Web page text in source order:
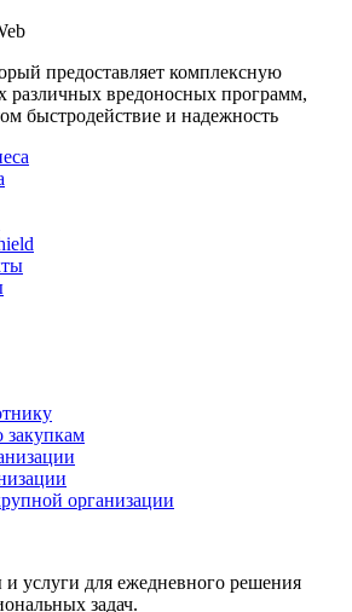
предоставляет комплексную
различных вредоносных программ,
быстродействие и надежность
закупкам
организации
услуги для ежедневного решения
задач.